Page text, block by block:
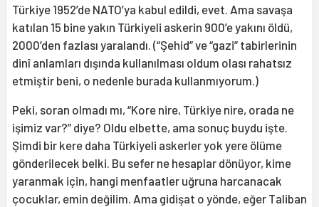
Türkiye 1952’de NATO’ya kabul edildi, evet. Ama savaşa
katılan 15 bine yakın Türkiyeli askerin 900’e yakını öldü,
2000’den fazlası yaralandı. (“Şehid” ve “gazi” tabirlerinin
dinî anlamları dışında kullanılması oldum olası rahatsız
etmiştir beni, o nedenle burada kullanmıyorum.)
Peki, soran olmadı mı, “Kore nire, Türkiye nire, orada ne
işimiz var?” diye? Oldu elbette, ama sonuç buydu işte.
Şimdi bir kere daha Türkiyeli askerler yok yere ölüme
gönderilecek belki. Bu sefer ne hesaplar dönüyor, kime
yaranmak için, hangi menfaatler uğruna harcanacak
çocuklar, emin değilim. Ama gidişat o yönde, eğer Taliban